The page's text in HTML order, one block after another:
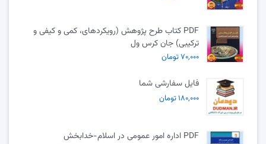
PDF کتاب طرح پژوهش (رویکردهای، کمی و کیفی و
ترکیبی) جان کرس ول
۷۰,۰۰۰ تومان
فایل سفارشی شما
۱۸۰,۰۰۰ تومان
PDF اداره امور عمومی در اسلام-خدابخش